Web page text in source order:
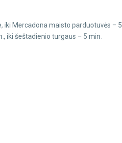
iki Mercadona maisto parduotuvės – 5
iki šeštadienio turgaus – 5 min.